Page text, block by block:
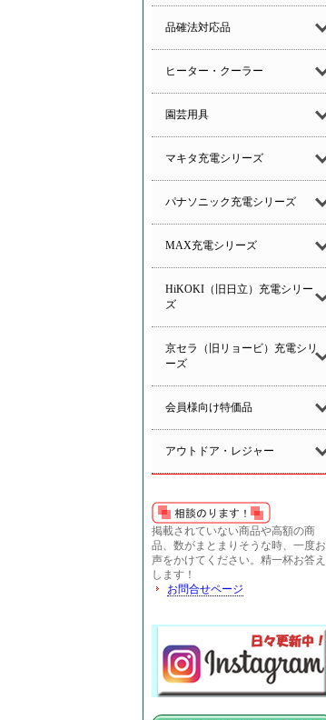
品確法対応品
ヒーター・クーラー
園芸用具
マキタ充電シリーズ
パナソニック充電シリーズ
MAX充電シリーズ
HiKOKI（旧日立）充電シリー
ズ
京セラ（旧リョービ）充電シリ
ーズ
会員様向け特価品
アウトドア・レジャー
掲載されていない商品や高額の商
品、数がまとまりそうな時、一度お
声をかけてください。精一杯お答え
します！
お問合せページ